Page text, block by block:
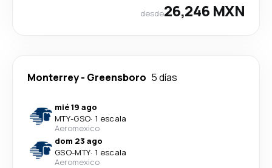
desde26,246 MXN
Monterrey- Greensboro 5 días
mié 19 ago
MTY-GSO· 1 escala
Aeromexico
dom 23 ago
GSO-MTY· 1 escala
Aeromexico